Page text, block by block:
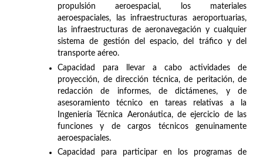
propulsión aeroespacial, los materiales
aeroespaciales, las infraestructuras aeroportuarias,
las infraestructuras de aeronavegación y cualquier
sistema de gestión del espacio, del tráfico y del
transporte aéreo.
Capacidad para llevar a cabo actividades de
proyección, de dirección técnica, de peritación, de
redacción de informes, de dictámenes, y de
asesoramiento técnico en tareas relativas a la
Ingeniería Técnica Aeronáutica, de ejercicio de las
funciones y de cargos técnicos genuinamente
aeroespaciales.
Capacidad para participar en los programas de